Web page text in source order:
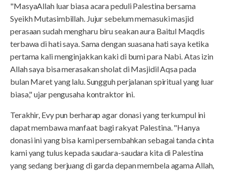
"MasyaAllah luar biasa acara peduli Palestina bersama
Syeikh Mutasimbillah. Jujur sebelum memasuki masjid
perasaan sudah mengharu biru seakan aura Baitul Maqdis
terbawa di hati saya. Sama dengan suasana hati saya ketika
pertama kali menginjakkan kaki di bumi para Nabi. Atas izin
Allah saya bisa merasakan sholat di Masjidil Aqsa pada
bulan Maret yang lalu. Sungguh perjalanan spiritual yang luar
biasa," ujar pengusaha kontraktor ini.
Terakhir, Evy pun berharap agar donasi yang terkumpul ini
dapat membawa manfaat bagi rakyat Palestina. "Hanya
donasi ini yang bisa kami persembahkan sebagai tanda cinta
kami yang tulus kepada saudara-saudara kita di Palestina
yang sedang berjuang di garda depan membela agama Allah,